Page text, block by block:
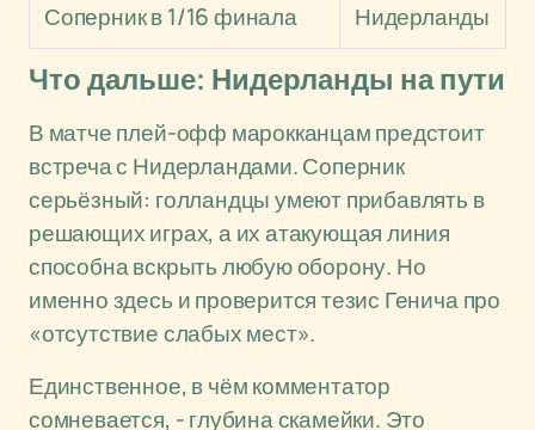
Соперник в 1/16 финала Нидерланды
Что дальше: Нидерланды на пути
В матче плей-офф марокканцам предстоит
встреча с Нидерландами. Соперник
серьёзный: голландцы умеют прибавлять в
решающих играх, а их атакующая линия
способна вскрыть любую оборону. Но
именно здесь и проверится тезис Генича про
«отсутствие слабых мест».
Единственное, в чём комментатор
сомневается, - глубина скамейки. Это